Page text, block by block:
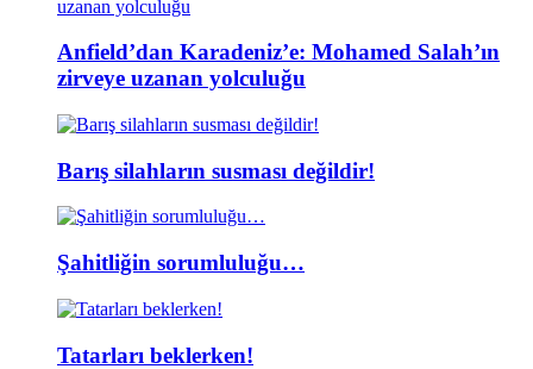
Anfield’dan Karadeniz’e: Mohamed Salah’ın
zirveye uzanan yolculuğu
Barış silahların susması değildir!
Şahitliğin sorumluluğu…
Tatarları beklerken!